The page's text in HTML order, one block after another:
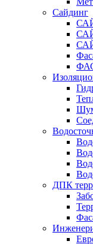
Сайдинг
ДПК